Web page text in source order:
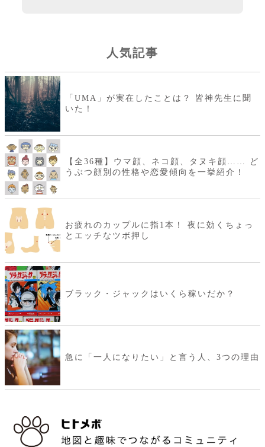
人気記事
「UMA」が実在したことは？ 皆神先生に聞
いた！
【全36種】ウマ顔、ネコ顔、タヌキ顔…… ど
うぶつ顔別の性格や恋愛傾向を一挙紹介！
お疲れのカップルに指1本！ 夜に効くちょっ
とエッチなツボ押し
ブラック・ジャックはいくら稼いだか？
急に「一人になりたい」と言う人、3つの理由